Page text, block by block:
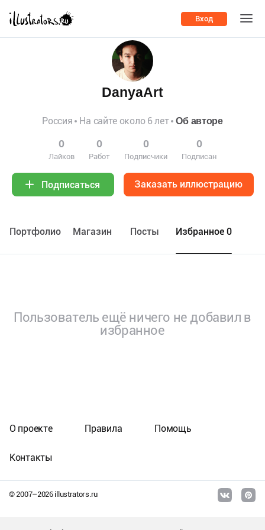
Вход
DanyaArt
Россия На сайте около 6 лет Об авторе
0
Лайков
0
Работ
0
Подписчики
0
Подписан
Подписаться Заказать иллюстрацию
Портфолио Maгазин Посты Избранное 0
Пользователь ещё ничего не добавил в
избранное
© 2007–2026illustrators.ru
О проекте Правила Помощь
Контакты